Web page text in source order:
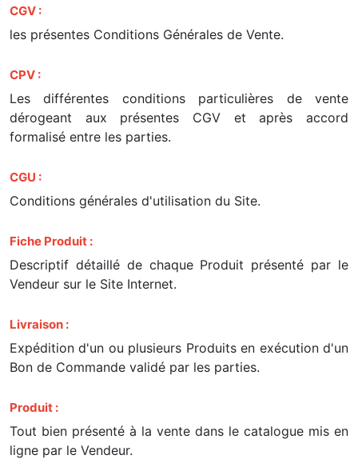
CGV :
les présentes Conditions Générales de Vente.
CPV :
Les différentes conditions particulières de vente
dérogeant aux présentes CGV et après accord
formalisé entre les parties.
CGU :
Conditions générales d'utilisation du Site.
Fiche Produit :
Descriptif détaillé de chaque Produit présenté par le
Vendeur sur le Site Internet.
Livraison :
Expédition d'un ou plusieurs Produits en exécution d'un
Bon de Commande validé par les parties.
Produit :
Tout bien présenté à la vente dans le catalogue mis en
ligne par le Vendeur.